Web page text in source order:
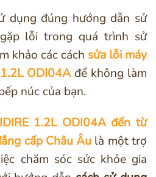
dụng đúng hướng dẫn sử
lỗi trong quá trình sử
khảo các cách sửa lỗi máy
ODI04A để không làm
núc của bạn.
1.2L ODI04A đến từ
cấp Châu Âu là một trợ
chăm sóc sức khỏe gia